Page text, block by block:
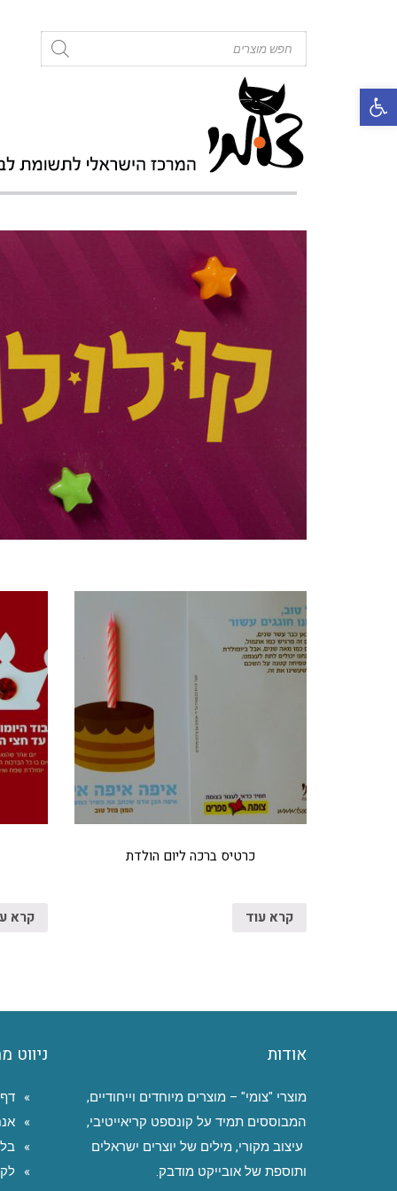
פתח סרגל נגישות
מוצרים קשורים
כרטיס ברכה ליום הולדת
קרא עוד קרא
אודות
מוצרי "צומי" – מוצרים מיוחדים וייחודיים,
המבוססים תמיד על קונספט קריאייטיבי,
עיצוב מקורי, מילים של יוצרים ישראלים
ותוספת של אובייקט מודבק.
ניווט